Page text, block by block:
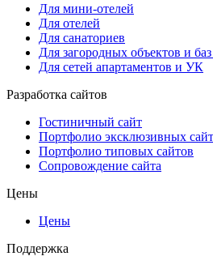
Для мини-отелей
Для отелей
Для санаториев
Для загородных объектов и
Для сетей апартаментов и УК
Разработка сайтов
Гостиничный сайт
Портфолио эксклюзивных
Портфолио типовых сайтов
Сопровождение сайта
Цены
Цены
Поддержка